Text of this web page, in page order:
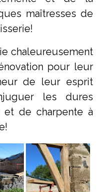
maîtresses de
chaleureusement
pour leur
de leur esprit
les dures
et de charpente à